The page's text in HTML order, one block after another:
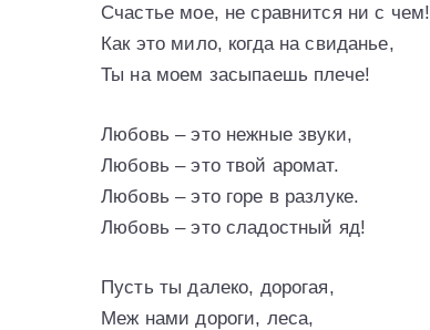
Счастье мое, не сравнится ни с чем!
Как это мило, когда на свиданье,
Ты на моем засыпаешь плече!
Любовь – это нежные звуки,
Любовь – это твой аромат.
Любовь – это горе в разлуке.
Любовь – это сладостный яд!
Пусть ты далеко, дорогая,
Меж нами дороги, леса,